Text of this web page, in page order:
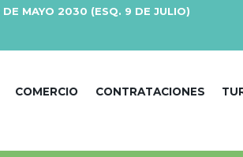
MAYO 2030 (ESQ. 9 DE JULIO)
COMERCIO CONTRATACIONES